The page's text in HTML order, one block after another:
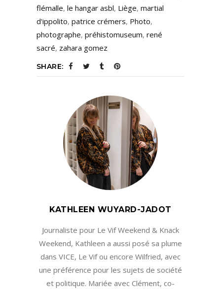
flémalle, le hangar asbl, Liège, martial
d'ippolito, patrice crémers, Photo,
photographe, préhistomuseum, rené
sacré, zahara gomez
SHARE:
KATHLEEN WUYARD-JADOT
Journaliste pour Le Vif Weekend & Knack
Weekend, Kathleen a aussi posé sa plume
dans VICE, Le Vif ou encore Wilfried, avec
une préférence pour les sujets de société
et politique. Mariée avec Clément, co-